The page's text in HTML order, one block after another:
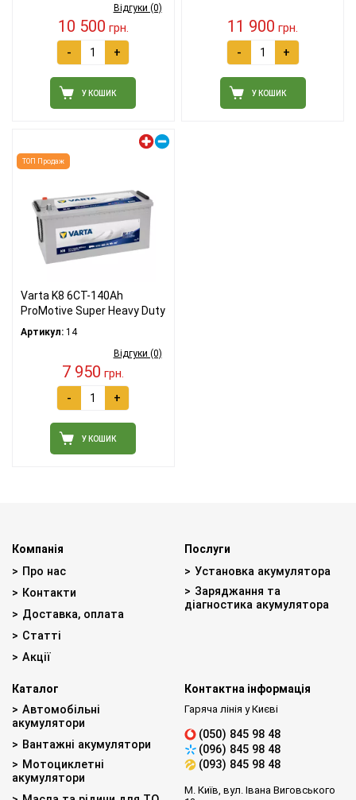
Відгуки (0)
10 500 грн.
- +
У КОШИК
11 900 грн.
- +
У КОШИК
ТОП Продаж
Varta K8 6СТ-140Ah
ProMotive Super Heavy Duty
Артикул: 14
Відгуки (0)
7 950 грн.
- +
У КОШИК
Компанія
Про нас
Контакти
Доставка, оплата
Статті
Акції
Послуги
Установка акумулятора
Заряджання та
діагностика акумулятора
Каталог
Автомобільні
акумулятори
Вантажні акумулятори
Мотоциклетні
акумулятори
Контактна інформація
Гаряча лінія у Києві
(050) 845 98 48
(096) 845 98 48
(093) 845 98 48
М. Київ, вул. Івана Виговського